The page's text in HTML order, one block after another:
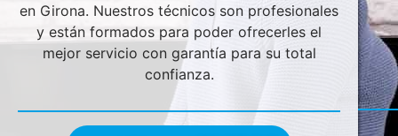
en Girona. Nuestros técnicos son profesionales
y están formados para poder ofrecerles el
mejor servicio con garantía para su total
confianza.